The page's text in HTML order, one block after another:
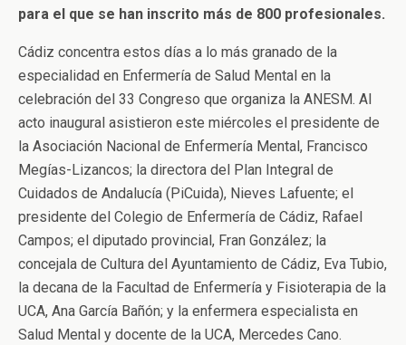
para el que se han inscrito más de 800 profesionales.
Cádiz concentra estos días a lo más granado de la
especialidad en Enfermería de Salud Mental en la
celebración del 33 Congreso que organiza la ANESM. Al
acto inaugural asistieron este miércoles el presidente de
la Asociación Nacional de Enfermería Mental, Francisco
Megías-Lizancos; la directora del Plan Integral de
Cuidados de Andalucía (PiCuida), Nieves Lafuente; el
presidente del Colegio de Enfermería de Cádiz, Rafael
Campos; el diputado provincial, Fran González; la
concejala de Cultura del Ayuntamiento de Cádiz, Eva Tubio,
la decana de la Facultad de Enfermería y Fisioterapia de la
UCA, Ana García Bañón; y la enfermera especialista en
Salud Mental y docente de la UCA, Mercedes Cano.